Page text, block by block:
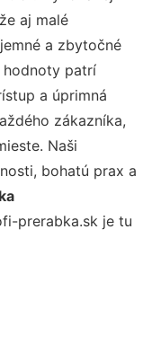
aj malé
a zbytočné
hodnoty patrí
a úprimná
zákazníka,
Naši
bohatú prax a
prerabka.sk je tu